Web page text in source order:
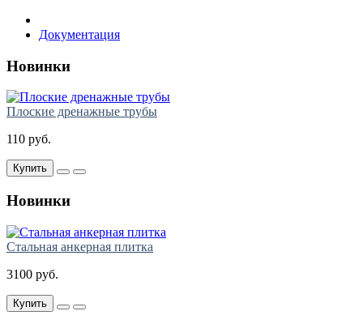
Документация
Новинки
Плоские дренажные трубы
110 руб.
Купить
Новинки
Стальная анкерная плитка
3100 руб.
Купить